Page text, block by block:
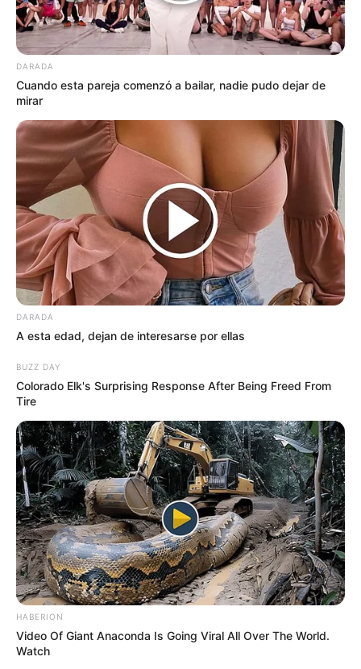
DARADA
Cuando esta pareja comenzó a bailar, nadie pudo dejar de
mirar
DARADA
A esta edad, dejan de interesarse por ellas
BUZZ DAY
Colorado Elk's Surprising Response After Being Freed From
Tire
HABERION
Video Of Giant Anaconda Is Going Viral All Over The World.
Watch